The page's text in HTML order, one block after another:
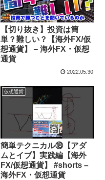
【切り抜き】投資は簡
単？難しい？【海外FX/仮
想通貨】 – 海外FX・仮想
通貨
2022.05.30
仮想通貨
簡単テクニカル⑱【アダ
ムとイブ】実践編【海外
FX/仮想通貨】 #shorts –
海外FX・仮想通貨